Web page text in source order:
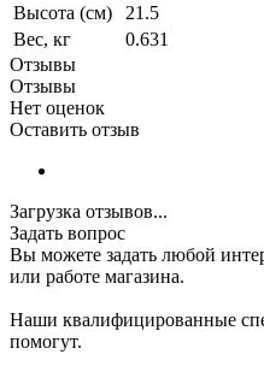
Высота (см)
21.5
Вес, кг
0.631
Отзывы
Отзывы
Нет оценок
Оставить отзыв
Загрузка отзывов...
Задать вопрос
Вы можете задать любой
или работе магазина.
Наши квалифицированные
помогут.